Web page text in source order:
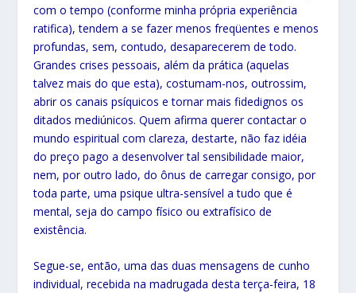
com o tempo (conforme minha própria experiência
ratifica), tendem a se fazer menos freqüentes e menos
profundas, sem, contudo, desaparecerem de todo.
Grandes crises pessoais, além da prática (aquelas
talvez mais do que esta), costumam-nos, outrossim,
abrir os canais psíquicos e tornar mais fidedignos os
ditados mediúnicos. Quem afirma querer contactar o
mundo espiritual com clareza, destarte, não faz idéia
do preço pago a desenvolver tal sensibilidade maior,
nem, por outro lado, do ônus de carregar consigo, por
toda parte, uma psique ultra-sensível a tudo que é
mental, seja do campo físico ou extrafísico de
existência.
Segue-se, então, uma das duas mensagens de cunho
individual, recebida na madrugada desta terça-feira, 18